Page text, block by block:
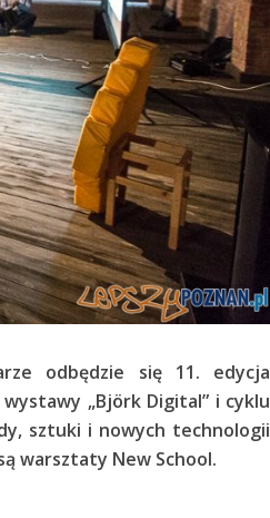
odbędzie się 11. edycja
„Björk Digital” i cyklu
sztuki i nowych technologii
warsztaty New School.